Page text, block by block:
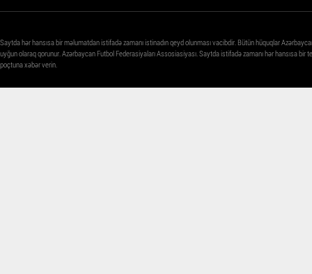
Saytda hər hansısa bir məlumatdan istifadə zamanı istinadın qeyd olunması vacibdir. Bütün hüquqlar
uyğun olaraq qorunur. Azərbaycan Futbol Federasiyaları Assosiasiyası. Saytda istifadə zamanı hər hansısa
poçtuna xəbər verin.